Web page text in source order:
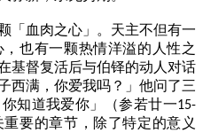
「血肉之心」。天主不但有一
也有一颗热情洋溢的人性之
基督复活后与伯铎的动人对话
西满，你爱我吗？」他问了三
知道我爱你」（参若廿一15-
要的章节，除了特定的意义